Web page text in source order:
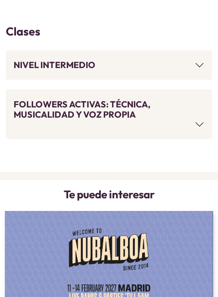
Clases
NIVEL INTERMEDIO
FOLLOWERS ACTIVAS: TÉCNICA,
MUSICALIDAD Y VOZ PROPIA
Te puede interesar